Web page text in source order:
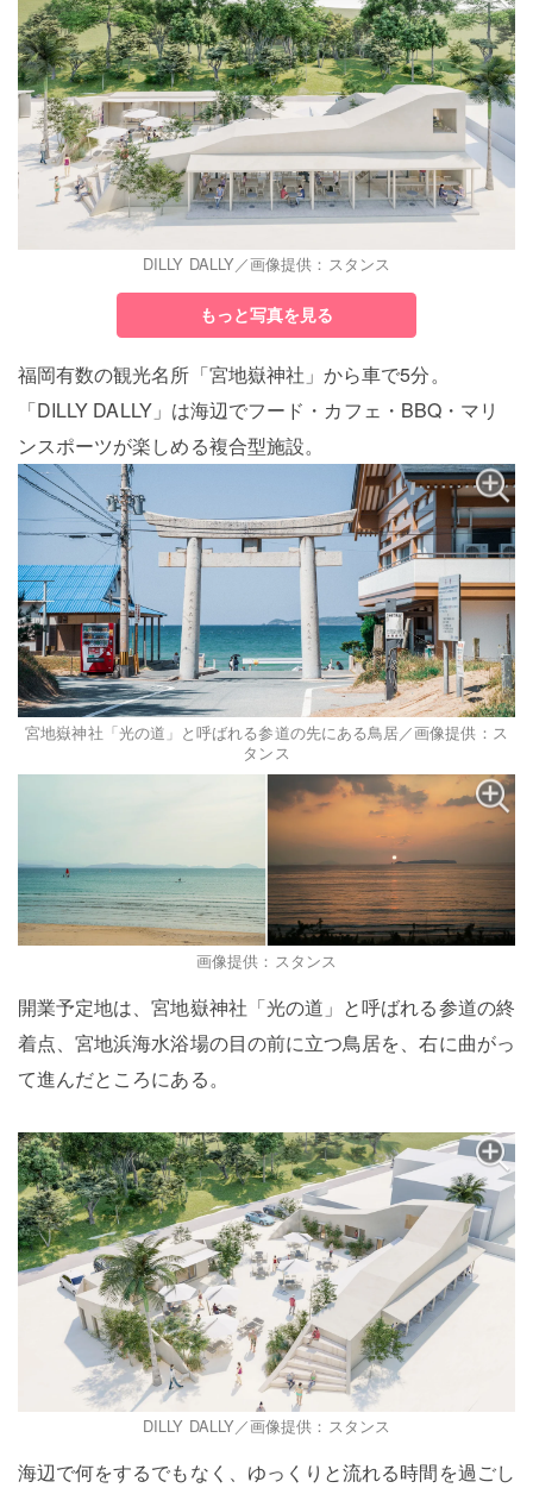
DILLY DALLY／画像提供：スタンス
もっと写真を見る
福岡有数の観光名所「宮地嶽神社」から車で5分。
「DILLY DALLY」は海辺でフード・カフェ・BBQ・マリ
ンスポーツが楽しめる複合型施設。
宮地嶽神社「光の道」と呼ばれる参道の先にある鳥居／画像提供：ス
タンス
画像提供：スタンス
開業予定地は、宮地嶽神社「光の道」と呼ばれる参道の終
着点、宮地浜海水浴場の目の前に立つ鳥居を、右に曲がっ
て進んだところにある。
DILLY DALLY／画像提供：スタンス
海辺で何をするでもなく、ゆっくりと流れる時間を過ごし